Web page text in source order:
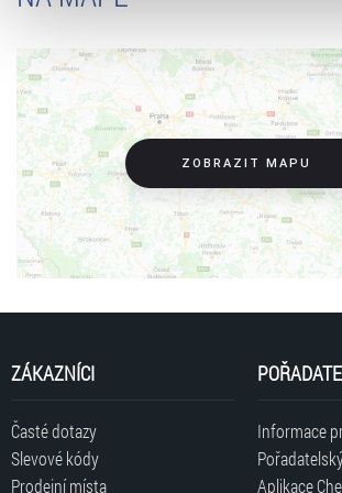
zpracování upravíte zaškrtnutím
„Cookies a jejich nastavení“.
ZOBRAZIT MAPU
ZÁKAZNÍCI
Časté dotazy
Slevové kódy
Prodejní místa
Informace
Aplikace